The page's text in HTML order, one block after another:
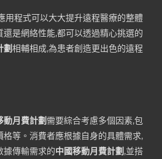
用程式可以大大提升遠程醫療的整體
是網絡性能,都可以透過精心挑選的
劃相輔相成,為患者創造更出色的遠程
動月費計劃 需要綜合考慮多個因素,包
等。消費者應根據自身的具體需求,
據傳輸需求的中國移動月費計劃 ,並搭